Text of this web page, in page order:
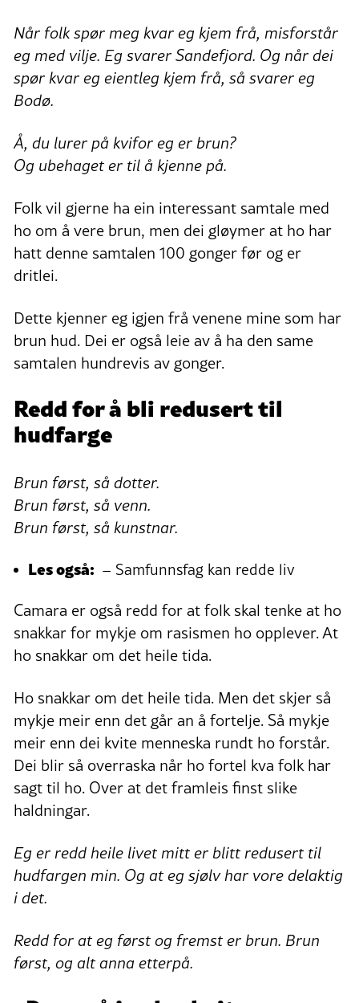
Når folk spør meg kvar eg kjem frå, misforstår
eg med vilje. Eg svarer Sandefjord. Og når dei
spør kvar eg eientleg kjem frå, så svarer eg
Bodø.
Å, du lurer på kvifor eg er brun?
Og ubehaget er til å kjenne på.
Folk vil gjerne ha ein interessant samtale med
ho om å vere brun, men dei gløymer at ho har
hatt denne samtalen 100 gonger før og er
dritlei.
Dette kjenner eg igjen frå venene mine som har
brun hud. Dei er også leie av å ha den same
samtalen hundrevis av gonger.
Redd for å bli redusert til
hudfarge
Brun først, så dotter.
Brun først, så venn.
Brun først, så kunstnar.
Les også: – Samfunnsfag kan redde liv
Camara er også redd for at folk skal tenke at ho
snakkar for mykje om rasismen ho opplever. At
ho snakkar om det heile tida.
Ho snakkar om det heile tida. Men det skjer så
mykje meir enn det går an å fortelje. Så mykje
meir enn dei kvite menneska rundt ho forstår.
Dei blir så overraska når ho fortel kva folk har
sagt til ho. Over at det framleis finst slike
haldningar.
Eg er redd heile livet mitt er blitt redusert til
hudfargen min. Og at eg sjølv har vore delaktig
i det.
Redd for at eg først og fremst er brun. Brun
først, og alt anna etterpå.